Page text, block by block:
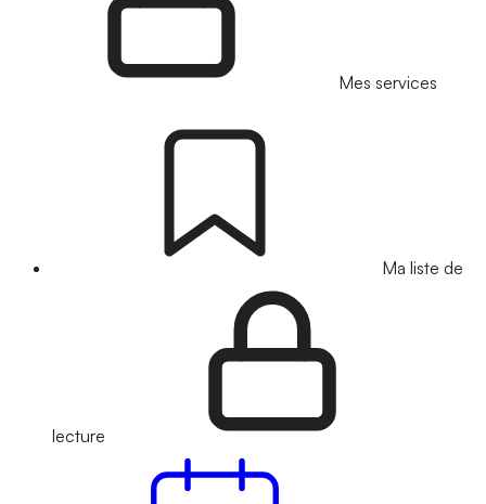
Mes services
Ma liste de
lecture